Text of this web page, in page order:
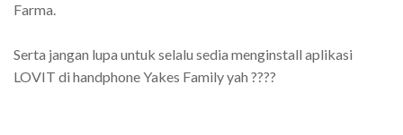
Farma.
Serta jangan lupa untuk selalu sedia menginstall aplikasi
LOVIT di handphone Yakes Family yah ????